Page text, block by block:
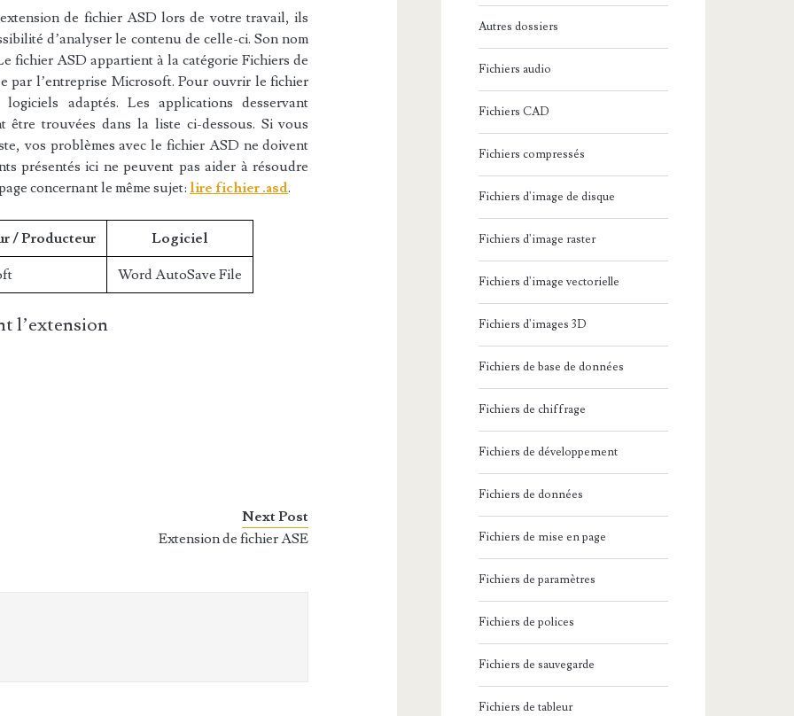
de fichier ASD lors de votre travail, ils
d’analyser le contenu de celle-ci. Son nom
fichier ASD appartient à la catégorie Fichiers de
par l’entreprise Microsoft. Pour ouvrir le fichier
adaptés. Les applications desservant
être trouvées dans la liste ci-dessous. Si vous
vos problèmes avec le fichier ASD ne doivent
présentés ici ne peuvent pas aider à résoudre
concernant le même sujet: lire fichier .asd.
/ Producteur Logiciel
Word AutoSave File
l’extension
Next Post
Extension de fichier ASE
Autres dossiers
Fichiers audio
Fichiers CAD
Fichiers compressés
Fichiers d'image de disque
Fichiers d'image raster
Fichiers d'image vectorielle
Fichiers d'images 3D
Fichiers de base de données
Fichiers de chiffrage
Fichiers de développement
Fichiers de données
Fichiers de mise en page
Fichiers de paramètres
Fichiers de polices
Fichiers de sauvegarde
Fichiers de tableur